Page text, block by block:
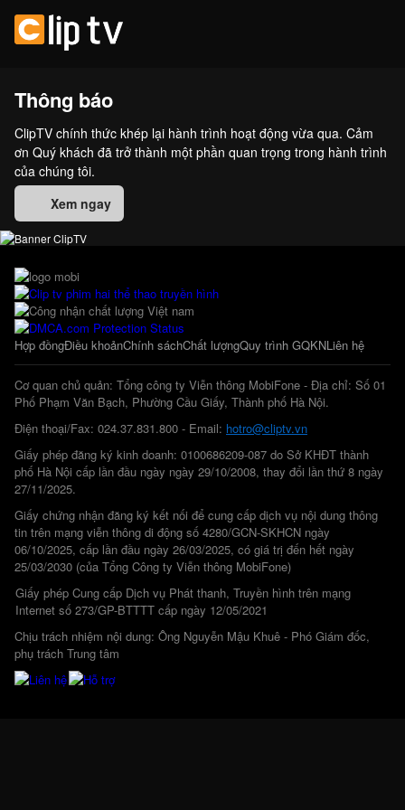
Thông báo
ClipTV chính thức khép lại hành trình hoạt động vừa qua. Cảm
ơn Quý khách đã trở thành một phần quan trọng trong hành trình
của chúng tôi.
Xem ngay
Hợp đồngĐiều khoảnChính sáchChất lượngQuy trình GQKNLiên hệ
Cơ quan chủ quản: Tổng công ty Viễn thông MobiFone - Địa chỉ: Số 01
Phố Phạm Văn Bạch, Phường Cầu Giấy, Thành phố Hà Nội.
Điện thoại/Fax: 024.37.831.800 - Email: hotro@cliptv.vn
Giấy phép đăng ký kinh doanh: 0100686209-087 do Sở KHĐT thành
phố Hà Nội cấp lần đầu ngày ngày 29/10/2008, thay đổi lần thứ 8 ngày
27/11/2025.
Giấy chứng nhận đăng ký kết nối để cung cấp dịch vụ nội dung thông
tin trên mạng viễn thông di động số 4280/GCN-SKHCN ngày
06/10/2025, cấp lần đầu ngày 26/03/2025, có giá trị đến hết ngày
25/03/2030 (của Tổng Công ty Viễn thông MobiFone)
Giấy phép Cung cấp Dịch vụ Phát thanh, Truyền hình trên mạng
Internet số 273/GP-BTTTT cấp ngày 12/05/2021
Chịu trách nhiệm nội dung: Ông Nguyễn Mậu Khuê - Phó Giám đốc,
phụ trách Trung tâm